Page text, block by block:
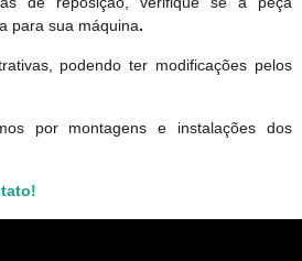
para sua máquina.
podendo ter modificações pelos
por montagens e instalações dos